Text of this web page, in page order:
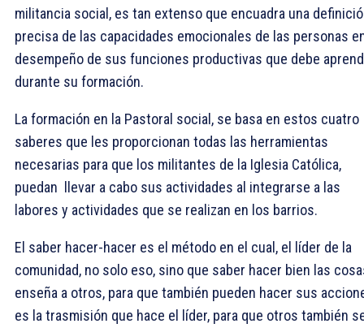
militancia social, es tan extenso que encuadra una
precisa de las capacidades emocionales de las personas
desempeño de sus funciones productivas que debe
durante su formación.
La formación en la Pastoral social, se basa en estos cuatro
saberes que les proporcionan todas las herramientas
necesarias para que los militantes de la Iglesia Católica,
puedan llevar a cabo sus actividades al integrarse a las
labores y actividades que se realizan en los barrios.
El saber hacer-hacer es el método en el cual, el líder de la
comunidad, no solo eso, sino que saber hacer bien las
enseña a otros, para que también pueden hacer sus
es la trasmisión que hace el líder, para que otros también